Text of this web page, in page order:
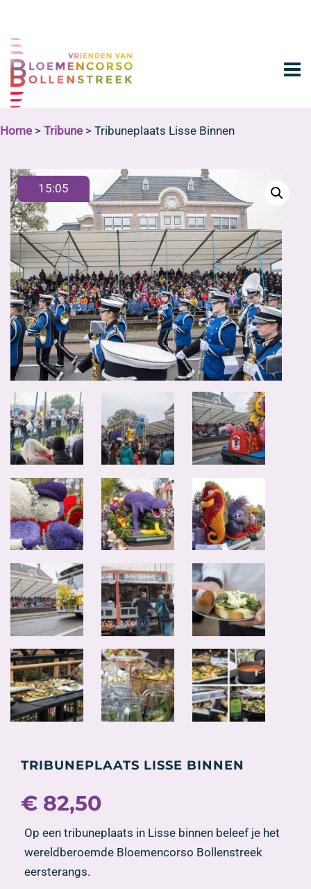
Home > Tribune > Tribuneplaats Lisse Binnen
15:05
TRIBUNEPLAATS LISSE BINNEN
€ 82,50
Op een tribuneplaats in Lisse binnen beleef je het
wereldberoemde Bloemencorso Bollenstreek
eersterangs.